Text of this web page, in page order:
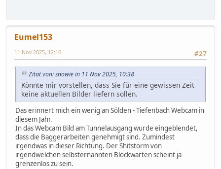
Eumel153
#27
11 Nov 2025, 12:16
Zitat von: snowie in 11 Nov 2025, 10:38
Könnte mir vorstellen, dass Sie für eine gewissen Zeit
keine aktuellen Bilder liefern sollen.
Das erinnert mich ein wenig an Sölden - Tiefenbach Webcam in
diesem Jahr.
In das Webcam Bild am Tunnelausgang wurde eingeblendet,
dass die Baggerarbeiten genehmigt sind. Zumindest
irgendwas in dieser Richtung. Der Shitstorm von
irgendwelchen selbsternannten Blockwarten scheint ja
grenzenlos zu sein.